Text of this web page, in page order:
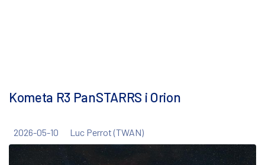
Kometa R3 PanSTARRS i Orion
2026-05-10 Luc Perrot (TWAN)